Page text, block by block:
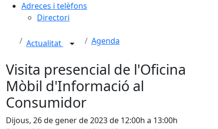
Adreces i telèfons
Directori
Actualitat Agenda
Visita presencial de l'Oficina
Mòbil d'Informació al
Consumidor
Dijous, 26 de gener de 2023 de 12:00h a 13:00h